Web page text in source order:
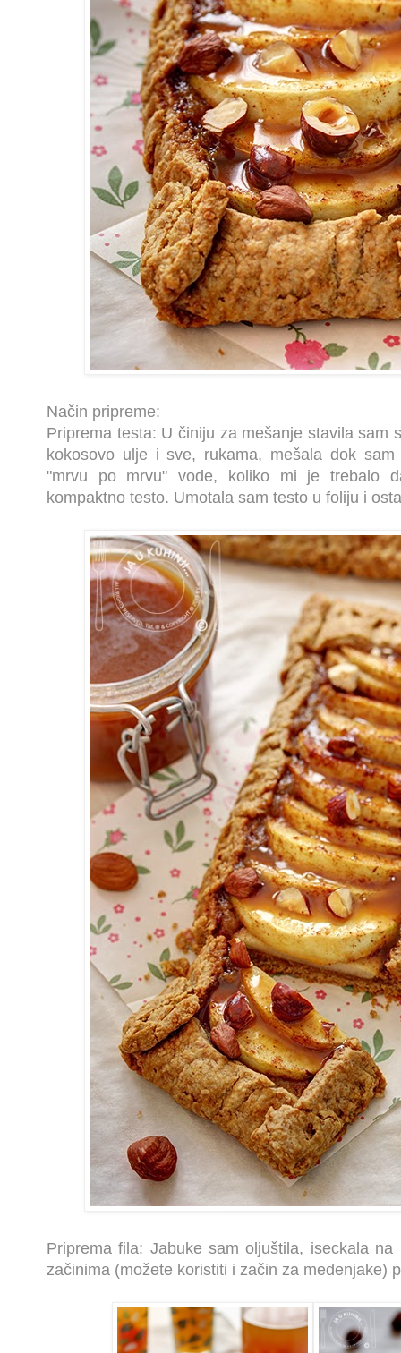
Način pripreme:
Priprema testa: U činiju za mešanje stavila sam
kokosovo ulje i sve, rukama, mešala dok
"mrvu po mrvu" vode, koliko mi je trebalo
kompaktno testo. Umotala sam testo u foliju i
Priprema fila: Jabuke sam oljuštila, iseckala
začinima (možete koristiti i začin za medenjake)